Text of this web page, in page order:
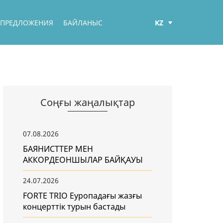
БАЙЛАНЫС
KZ
Соңғы жаңалықтар
07.08.2026
БАЯНИСТТЕР МЕН
АККОРДЕОНШЫЛАР БАЙҚАУЫ
24.07.2026
FORTE TRIO Еуропадағы жазғы
концерттік турын бастады